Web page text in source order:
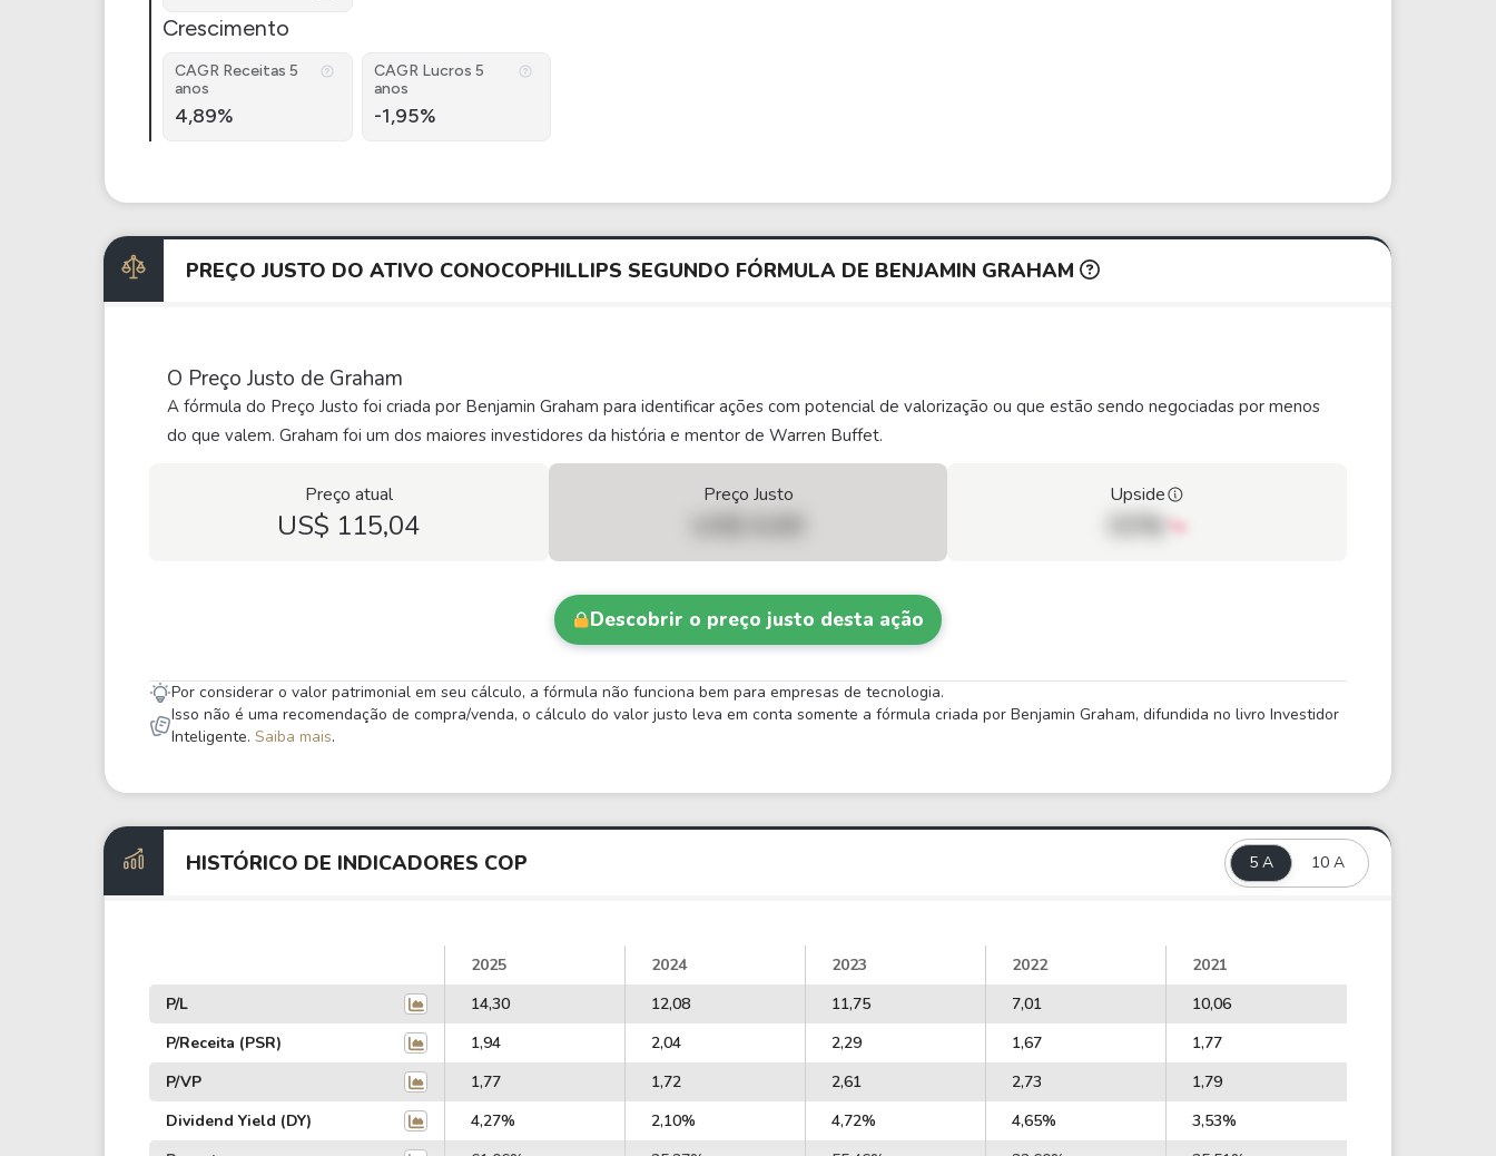
Crescimento
CAGR Receitas 5
anos
4,89%
CAGR Lucros 5
anos
-1,95%
PREÇO JUSTO DO ATIVO CONOCOPHILLIPS SEGUNDO FÓRMULA DE BENJAMIN GRAHAM
O Preço Justo de Graham
A fórmula do Preço Justo foi criada por Benjamin Graham para identificar ações com potencial de valorização ou que estão sendo negociadas por menos
do que valem. Graham foi um dos maiores investidores da história e mentor de Warren Buffet.
Preço atual
US$ 115,04
Preço Justo Upside
00%
Descobrir o preço justo desta ação
Por considerar o valor patrimonial em seu cálculo, a fórmula não funciona bem para empresas de tecnologia.
Isso não é uma recomendação de compra/venda, o cálculo do valor justo leva em conta somente a fórmula criada por Benjamin Graham, difundida no livro Investidor
Inteligente. Saiba mais.
HISTÓRICO DE INDICADORES COP 5 A 10 A
2025 2024 2023 2022
2021
P/L
14,30 12,08 11,75 7,01
10,06
P/Receita (PSR)
1,94 2,04 2,29 1,67
1,77
P/VP
1,77 1,72 2,61 2,73
1,79
Dividend Yield (DY)
4,27% 2,10% 4,72% 4,65%
3,53%